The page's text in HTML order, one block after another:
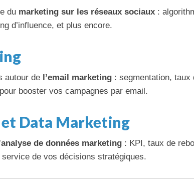
du marketing sur les réseaux sociaux :
d’influence, et plus encore.
autour de l’email marketing : segmentation, taux
booster vos campagnes par email.
Data Marketing
de données marketing : KPI, taux de
de vos décisions stratégiques.